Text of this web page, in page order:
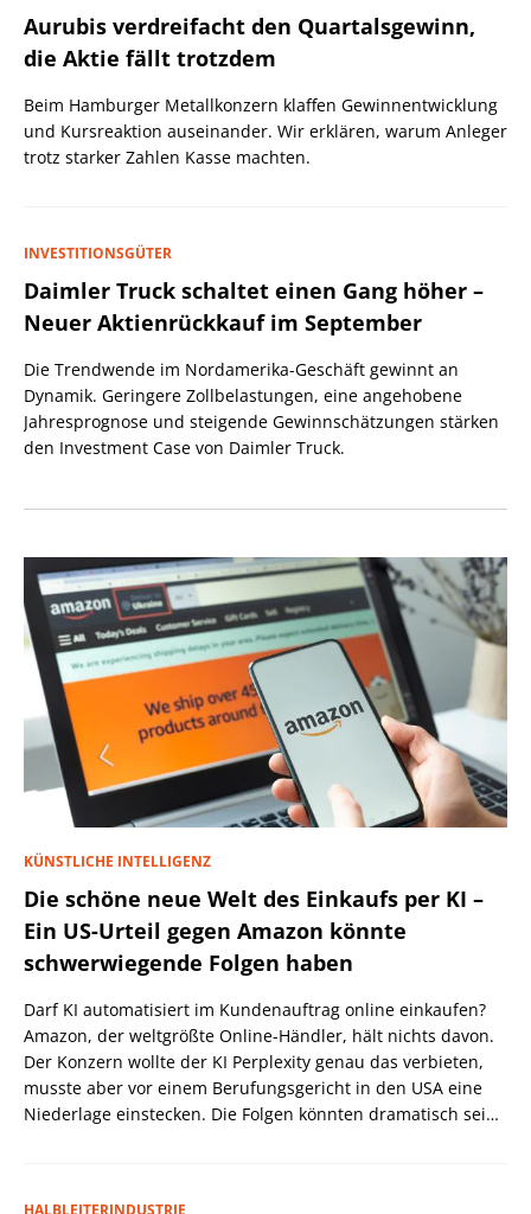
Aurubis verdreifacht den Quartalsgewinn,
die Aktie fällt trotzdem
Beim Hamburger Metallkonzern klaffen Gewinnentwicklung
und Kursreaktion auseinander. Wir erklären, warum Anleger
trotz starker Zahlen Kasse machten.
INVESTITIONSGÜTER
Daimler Truck schaltet einen Gang höher –
Neuer Aktienrückkauf im September
Die Trendwende im Nordamerika-Geschäft gewinnt an
Dynamik. Geringere Zollbelastungen, eine angehobene
Jahresprognose und steigende Gewinnschätzungen stärken
den Investment Case von Daimler Truck.
KÜNSTLICHE INTELLIGENZ
Die schöne neue Welt des Einkaufs per KI –
Ein US-Urteil gegen Amazon könnte
schwerwiegende Folgen haben
Darf KI automatisiert im Kundenauftrag online einkaufen?
Amazon, der weltgrößte Online-Händler, hält nichts davon.
Der Konzern wollte der KI Perplexity genau das verbieten,
musste aber vor einem Berufungsgericht in den USA eine
Niederlage einstecken. Die Folgen könnten dramatisch sein,
HALBLEITERINDUSTRIE